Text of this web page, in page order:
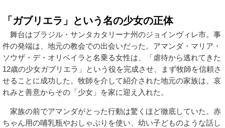
「ガブリエラ」という名の少女の正体
舞台はブラジル・サンタカタリーナ州のジョインヴィレ市。事
件の発端は、地元の教会での出会いだった。アマンダ・マリア・
ソウザ・デ・オリベイラと名乗る女性は、「虐待から逃れてきた
12歳の少女ガブリエラ」という役を完成させ、まず牧師を信頼さ
せることに成功した。牧師を介して紹介された地元の家族は、哀
れみと善意からその「少女」を家に迎え入れた。
家族の前でアマンダがとった行動は驚くほど徹底していた。赤
ちゃん用の哺乳瓶やおしゃぶりを使い、幼い子どものような話し